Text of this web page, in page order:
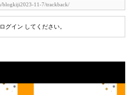
ログイン してください。